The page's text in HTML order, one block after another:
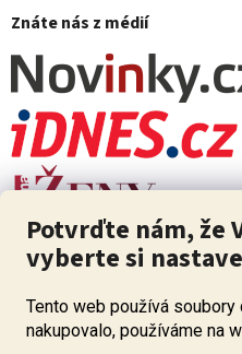
Potvrďte nám, že
vyberte si
Tento web používá
nakupovalo, používáme na
Znáte nás z médií